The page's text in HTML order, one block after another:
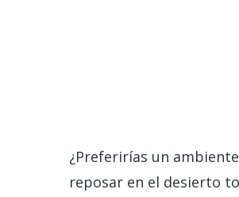
¿Preferirías un
reposar en el desierto